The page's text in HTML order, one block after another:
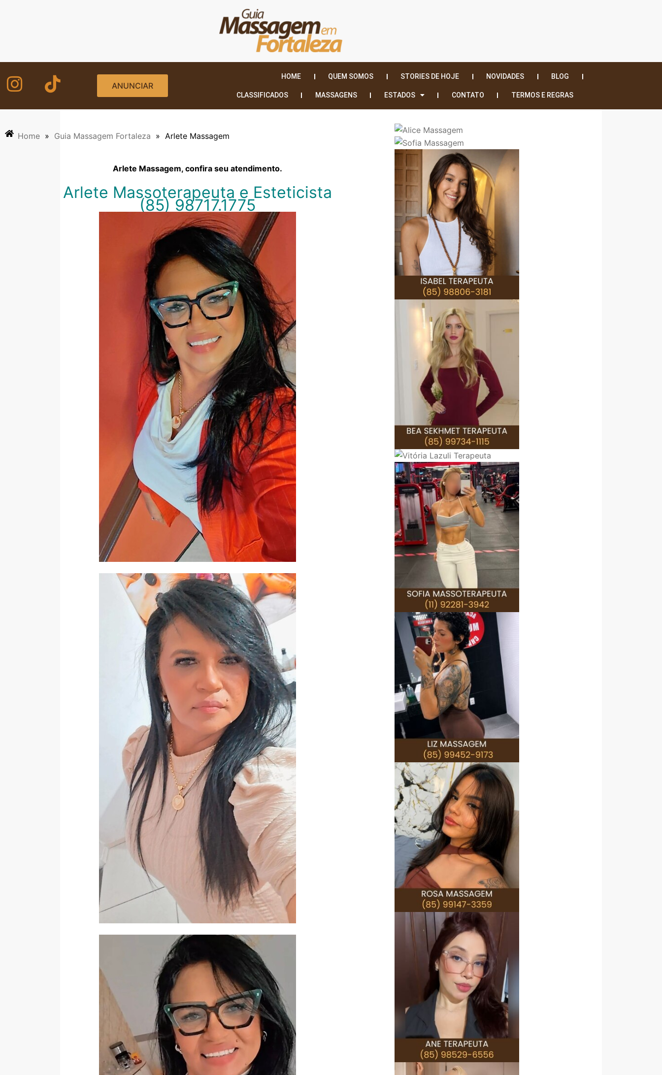
ANUNCIAR
HOME QUEM SOMOS STORIES DE HOJE NOVIDADES BLOG
CLASSIFICADOS MASSAGENS ESTADOS CONTATO TERMOS E REGRAS
Home » Guia Massagem Fortaleza » Arlete Massagem
Arlete Massagem, confira seu atendimento.
Arlete Massoterapeuta e Esteticista
(85)98717.1775